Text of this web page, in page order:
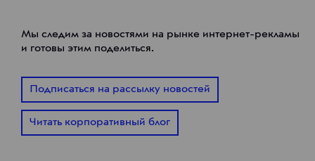
Мы следим за новостями на рынке интернет-рекламы
и готовы этим поделиться.
Подписаться на рассылку новостей
Читать корпоративный блог